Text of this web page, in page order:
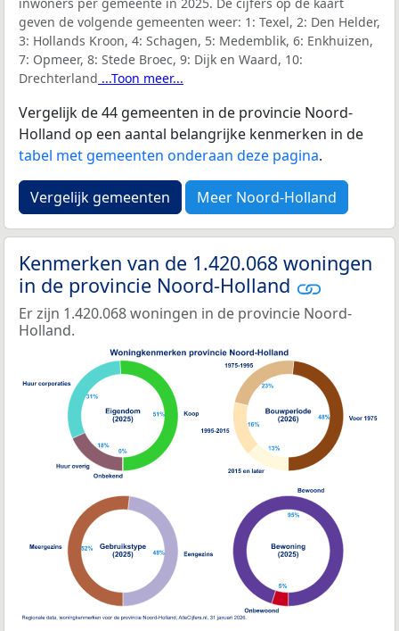
inwoners per gemeente in 2025. De cijfers op de kaart
geven de volgende gemeenten weer: 1: Texel, 2: Den Helder,
3: Hollands Kroon, 4: Schagen, 5: Medemblik, 6: Enkhuizen,
7: Opmeer, 8: Stede Broec, 9: Dijk en Waard, 10:
Drechterland ...Toon meer...
Vergelijk de 44 gemeenten in de provincie Noord-
Holland op een aantal belangrijke kenmerken in de
tabel met gemeenten onderaan deze pagina.
Vergelijk gemeenten Meer Noord-Holland
Kenmerken van de 1.420.068 woningen
in de provincie Noord-Holland
Er zijn 1.420.068 woningen in de provincie Noord-
Holland.